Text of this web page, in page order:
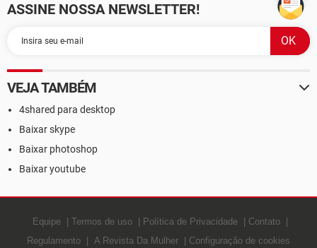
ASSINE NOSSA NEWSLETTER!
VEJA TAMBÉM
4shared para desktop
Baixar skype
Baixar photoshop
Baixar youtube
Equipe Termos de uso Política de Privacidade
Contato
Regulamento
A Revista Da Mulher Configuração de cookies